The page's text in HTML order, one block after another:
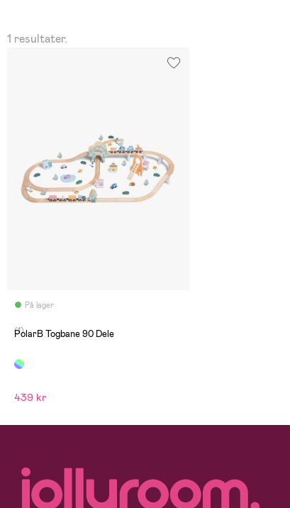
1 resultater.
På lager
(1)
PolarB Togbane 90 Dele
439 kr